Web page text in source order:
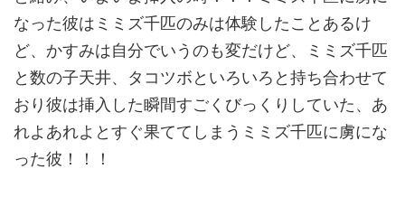
なった彼はミミズ千匹のみは体験したことあるけ
ど、かすみは自分でいうのも変だけど、ミミズ千匹
と数の子天井、タコツボといろいろと持ち合わせて
おり彼は挿入した瞬間すごくびっくりしていた、あ
れよあれよとすぐ果ててしまうミミズ千匹に虜にな
った彼！！！